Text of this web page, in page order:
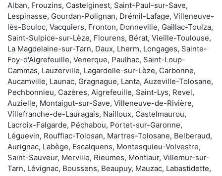
Alban, Frouzins, Castelginest, Saint-Paul-sur-Save,
Lespinasse, Gourdan-Polignan, Drémil-Lafage, Villeneuve-
lès-Bouloc, Vacquiers, Fronton, Donneville, Gaillac-Toulza,
Saint-Sulpice-sur-Lèze, Flourens, Bérat, Vieille-Toulouse,
La Magdelaine-sur-Tarn, Daux, Lherm, Longages, Sainte-
Foy-d'Aigrefeuille, Venerque, Paulhac, Saint-Loup-
Cammas, Lauzerville, Lagardelle-sur-Lèze, Carbonne,
Aucamville, Launac, Gragnague, Lanta, Auzeville-Tolosane,
Pechbonnieu, Cazères, Aigrefeuille, Saint-Lys, Revel,
Auzielle, Montaigut-sur-Save, Villeneuve-de-Rivière,
Villefranche-de-Lauragais, Nailloux, Castelmaurou,
Lacroix-Falgarde, Péchabou, Portet-sur-Garonne,
Léguevin, Rouffiac-Tolosan, Martres-Tolosane, Belberaud,
Aurignac, Labège, Escalquens, Montesquieu-Volvestre,
Saint-Sauveur, Merville, Rieumes, Montlaur, Villemur-sur-
Tarn, Lévignac, Boussens, Beaupuy, Mauzac, Labastidette,